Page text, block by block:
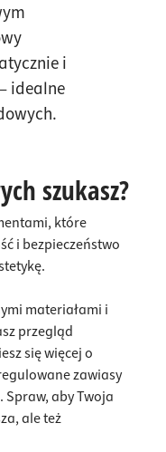
i
idealne
szukasz?
które
i bezpieczeństwo
materiałami i
przegląd
się więcej o
zawiasy
aby Twoja
ale też